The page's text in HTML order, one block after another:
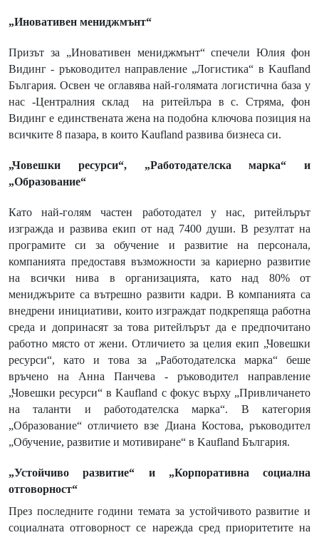
„Иновативен мениджмънт“
Призът за „Иновативен мениджмънт“ спечели Юлия фон
Видинг - ръководител направление „Логистика“ в Kaufland
България. Освен че оглавява най-голямата логистична база у
нас -Централния склад
на ритейлъра в с. Стряма, фон
Видинг е единствената жена на подобна ключова позиция на
всичките 8 пазара, в които Kaufland развива бизнеса си.
„Човешки ресурси“, „Работодателска марка“ и
„Образование“
Като най-голям частен работодател у нас, ритейлърът
изгражда и развива екип от над 7400 души. В резултат на
програмите си за обучение и развитие на персонала,
компанията предоставя възможности за кариерно развитие
на всички нива в организацията, като над 80% от
мениджърите са вътрешно развити кадри. В компанията са
внедрени инициативи, които изграждат подкрепяща работна
среда и допринасят за това ритейлърът да е предпочитано
работно място от жени. Отличието за целия екип „Човешки
ресурси“, като и това за „Работодателска марка“ беше
връчено на Анна Панчева - ръководител направление
„Човешки ресурси“ вKaufland с фокус върху „Привличането
на таланти и работодателска марка“. В категория
„Образование“ отличието взе Диана Костова, ръководител
„Обучение, развитие и мотивиране“ в Kaufland България.
„Устойчиво развитие“ и „Корпоративна социална
отговорност“
През последните години темата за устойчивото развитие и
социалната отговорност се нарежда сред приоритетите на